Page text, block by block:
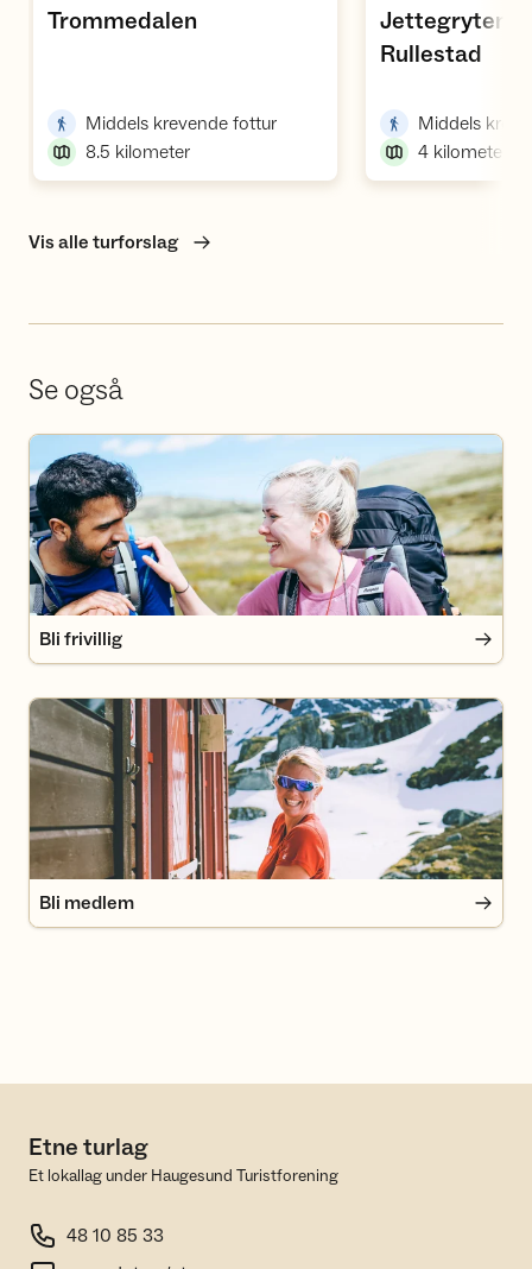
Trommedalen,
Middels krevende fottur,
8.5 kilometer
Jettegrytene
Rullestad
Middels
4 kilometer
Vis alle turforslag
Se også
Bli frivillig
Bli frivillig
Bli medlem
Bli medlem
Etne turlag
Et lokallag under Haugesund Turistforening
48 10 85 33